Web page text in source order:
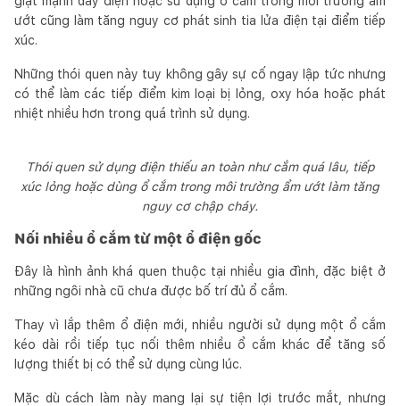
ướt cũng làm tăng nguy cơ phát sinh tia lửa điện tại điểm tiếp
xúc.
Những thói quen này tuy không gây sự cố ngay lập tức nhưng
có thể làm các tiếp điểm kim loại bị lỏng, oxy hóa hoặc phát
nhiệt nhiều hơn trong quá trình sử dụng.
Thói quen sử dụng điện thiếu an toàn như cắm quá lâu, tiếp
xúc lỏng hoặc dùng ổ cắm trong môi trường ẩm ướt làm tăng
nguy cơ chập cháy.
Nối nhiều ổ cắm từ một ổ điện gốc
Đây là hình ảnh khá quen thuộc tại nhiều gia đình, đặc biệt ở
những ngôi nhà cũ chưa được bố trí đủ ổ cắm.
Thay vì lắp thêm ổ điện mới, nhiều người sử dụng một ổ cắm
kéo dài rồi tiếp tục nối thêm nhiều ổ cắm khác để tăng số
lượng thiết bị có thể sử dụng cùng lúc.
Mặc dù cách làm này mang lại sự tiện lợi trước mắt, nhưng